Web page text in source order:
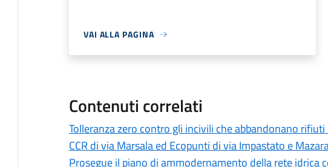
VAI ALLA PAGINA
Contenuti correlati
Tolleranza zero contro gli incivili che abbandonano
CCR di via Marsala ed Ecopunti di via Impastato e
Prosegue il piano di ammodernamento della rete idrica